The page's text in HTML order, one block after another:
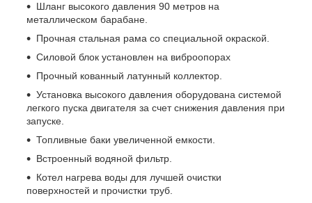
Шланг высокого давления 90 метров на
металлическом барабане.
Прочная стальная рама со специальной окраской.
Силовой блок установлен на виброопорах
Прочный кованный латунный коллектор.
Установка высокого давления оборудована системой
легкого пуска двигателя за счет снижения давления при
запуске.
Топливные баки увеличенной емкости.
Встроенный водяной фильтр.
Котел нагрева воды для лучшей очистки
поверхностей и прочистки труб.